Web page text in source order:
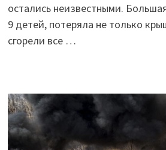
остались неизвестными.
9 детей, потеряла не только
сгорели все …